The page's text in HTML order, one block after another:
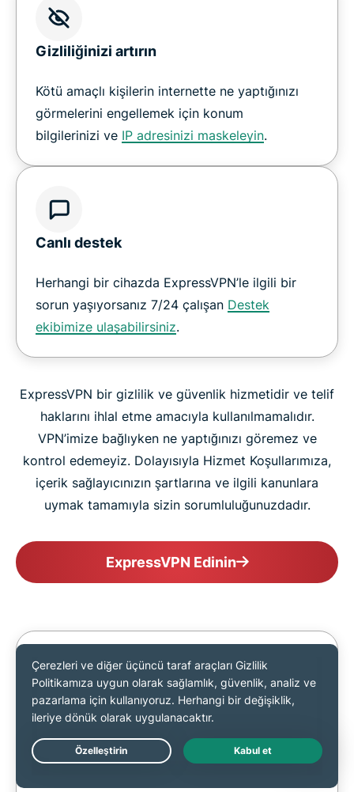
Gizliliğinizi artırın
Kötü amaçlı kişilerin internette ne yaptığınızı
görmelerini engellemek için konum
bilgilerinizi ve IP adresinizi maskeleyin.
Canlı destek
Herhangi bir cihazda ExpressVPN’le ilgili bir
sorun yaşıyorsanız 7/24 çalışan Destek
ekibimize ulaşabilirsiniz.
ExpressVPN bir gizlilik ve güvenlik hizmetidir ve telif
haklarını ihlal etme amacıyla kullanılmamalıdır.
VPN’imize bağlıyken ne yaptığınızı göremez ve
kontrol edemeyiz. Dolayısıyla Hizmet Koşullarımıza,
içerik sağlayıcınızın şartlarına ve ilgili kanunlara
uymak tamamıyla sizin sorumluluğunuzdadır.
ExpressVPN Edinin
ExpressVPN, gizliliği ve güvenliği en ön
planda tutan bir hizmettir ve telif hakkı
yasalarını aşmak için kullanılamaz.
Hizmetimizi kullanırken hiçbir kullanıcı
etkinliğini izlemiyor veya kaydetmiyoruz. Bu
hizmetin kullanımı tamamen kullanıcınınLive Chat